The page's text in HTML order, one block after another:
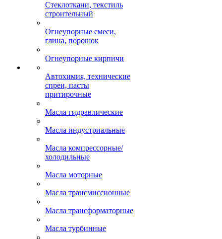
Стеклоткани, текстиль
строительный
Огнеупорные смеси,
глина, порошок
Огнеупорные кирпичи
Автохимия, технические
спреи, пасты
притирочные
Масла гидравлические
Масла индустриальные
Масла компрессорные/
холодильные
Масла моторные
Масла трансмиссионные
Масла трансформаторные
Масла турбинные